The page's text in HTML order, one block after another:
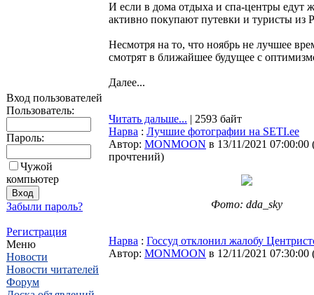
Вход пользователей
Пользователь:
Пароль:
Чужой
компьютер
Забыли пароль?
Регистрация
Меню
Новости
Новости читателей
Форум
И если в дома отдыха и спа-центры едут
активно покупают путевки и туристы из
Несмотря на то, что ноябрь не лучшее
смотрят в ближайшее будущее с
Далее...
Читать дальше... | 2593 байт
Нарва : Лучшие фотографии на SETI.ee
Автор: MONMOON в 13/11/2021 07:00:00
прочтений)
Фото: dda_sky
Нарва : Госсуд отклонил жалобу
Автор: MONMOON в 12/11/2021 07:30:00